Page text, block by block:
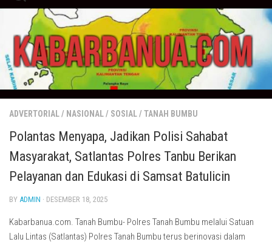
Skip
content
ADVERTORIAL/ NASIONAL/ SOSIAL/ TANAH BUMBU
Polantas Menyapa, Jadikan Polisi Sahabat
Masyarakat, Satlantas Polres Tanbu Berikan
Pelayanan dan Edukasi di Samsat Batulicin
BY ADMIN · DESEMBER 18, 2025
Kabarbanua.com. Tanah Bumbu- Polres Tanah Bumbu melalui Satuan
Lalu Lintas (Satlantas) Polres Tanah Bumbu terus berinovasi dalam